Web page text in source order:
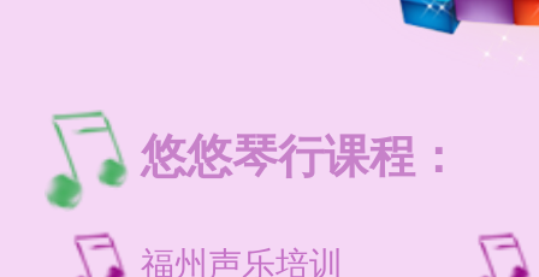
悠悠琴行课程：
福州声乐培训